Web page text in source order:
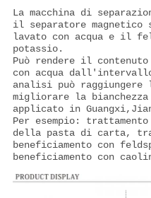
La macchina di
il separatore
lavato con acqua e il
potassio.
Può rendere il
con acqua
analisi può raggiungere
migliorare la
applicato in
Per esempio:
della pasta di carta,
beneficiamento con
beneficiamento con